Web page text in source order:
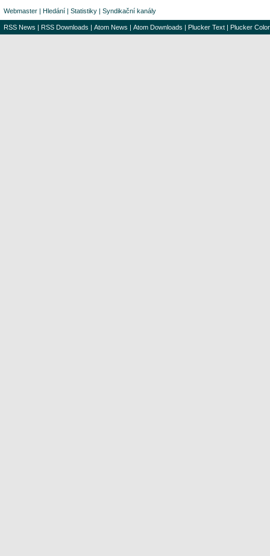
Webmaster | Hledání | Statistiky | Syndikační kanály
RSS News | RSS Downloads | Atom News | Atom Downloads | Plucker Text | Plucker Color